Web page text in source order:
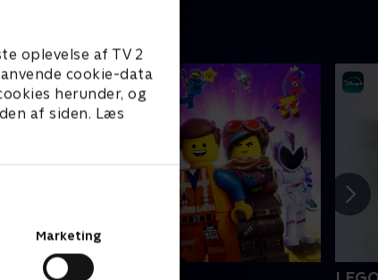
oplevelse af TV 2
cookie-data
herunder, og
af siden. Læs
Marketing